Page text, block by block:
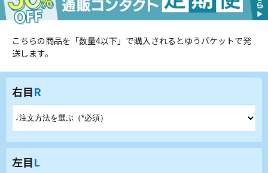
こちらの商品を「数量4以下」で購入されるとゆうパケットで発
送します。
右目R
左目L